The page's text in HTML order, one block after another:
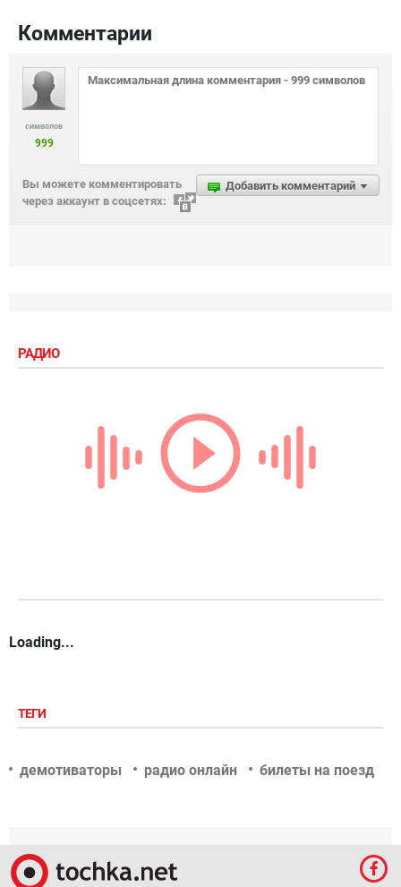
Комментарии
символов
999
Добавить комментарий
Вы можете комментировать
через аккаунт в соцсетях:
РАДИО
Loading...
ТЕГИ
демотиваторы радио онлайн билеты на поезд